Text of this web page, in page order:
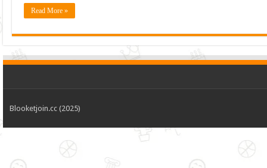
Read More »
Blooketjoin.cc (2025)